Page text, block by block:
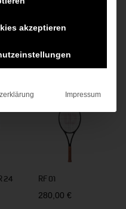
zzgl.
24
RF 01
280,00 €
akzeptieren
Impressum